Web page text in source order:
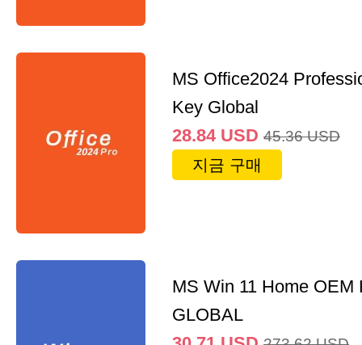
MS Office2024
Key Global
28.84 USD 45.36 USD
지금 구매
MS Win 11 Home OEM
GLOBAL